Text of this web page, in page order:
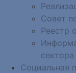
Совет
Реестр
Социальная